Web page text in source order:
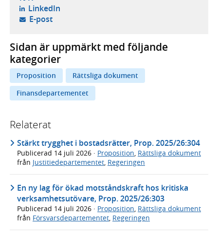
LinkedIn- öppnas i ny flik, extern webbplats,
E-post- öppnar din e-postklient,
Sidan är uppmärkt med följande
kategorier
Proposition
Rättsliga dokument
Finansdepartementet
Relaterat
Stärkt trygghet i bostadsrätter, Prop. 2025/26:304
Publicerad 14 juli 2026 · Proposition, Rättsliga dokument
från Justitiedepartementet, Regeringen
En ny lag för ökad motståndskraft hos kritiska
verksamhetsutövare, Prop. 2025/26:303
Publicerad 14 juli 2026 · Proposition Rättsliga dokument
från Försvarsdepartementet Regeringen